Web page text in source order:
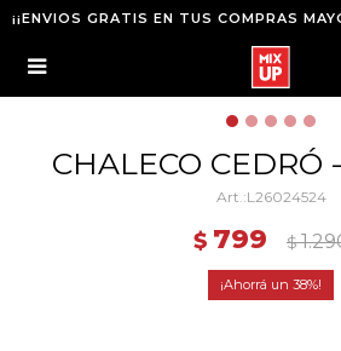
¡¡ENVIOS GRATIS EN TUS COMPRAS

CHALECO CEDRÓ
L26024524
$ 799 $
38